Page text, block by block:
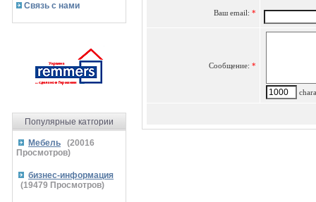
Связь с нами
Популярные катгории
Мебель (20016
Просмотров)
бизнес-информация
(19479 Просмотров)
Ваш email: *
Сообщение: *